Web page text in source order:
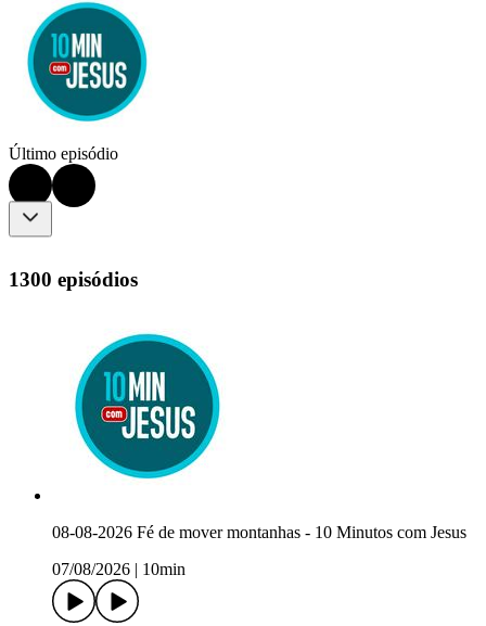
Último episódio
1300 episódios
08-08-2026 Fé de mover montanhas - 10 Minutos com Jesus
07/08/2026
10min